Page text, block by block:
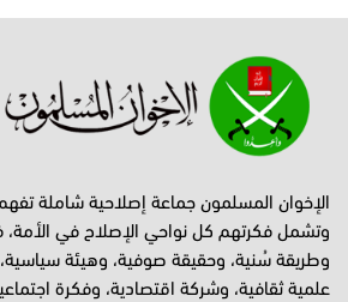
الإخوان المسلمون جماعة إصلاحية شاملة
وتشمل فكرتهم كل نواحي الإصلاح في
وطريقة سُنية، وحقيقة صوفية، وهيئة سياسية،
علمية ثقافية، وشركة اقتصادية، وفكرة